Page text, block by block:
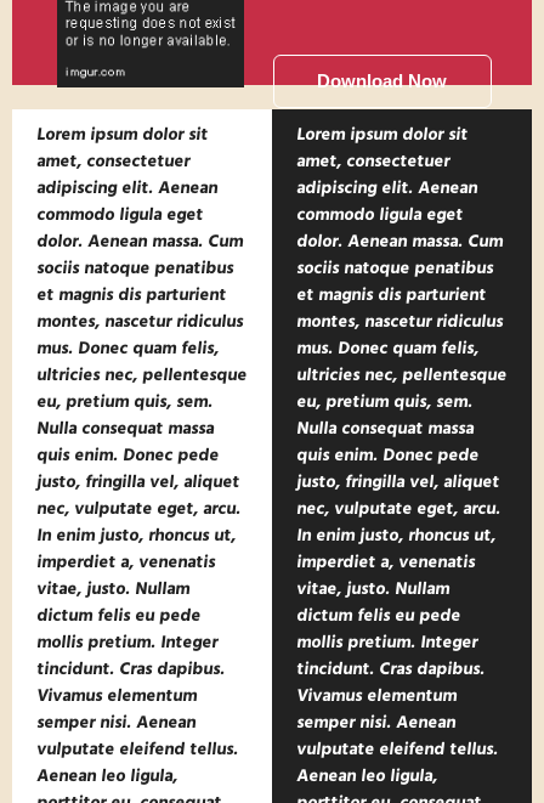
Download Now
Lorem ipsum dolor sit
amet, consectetuer
adipiscing elit. Aenean
commodo ligula eget
dolor. Aenean massa. Cum
sociis natoque penatibus
et magnis dis parturient
montes, nascetur ridiculus
mus. Donec quam felis,
ultricies nec, pellentesque
eu, pretium quis, sem.
Nulla consequat massa
quis enim. Donec pede
justo, fringilla vel, aliquet
nec, vulputate eget, arcu.
In enim justo, rhoncus ut,
imperdiet a, venenatis
vitae, justo. Nullam
dictum felis eu pede
mollis pretium. Integer
tincidunt. Cras dapibus.
Vivamus elementum
semper nisi. Aenean
vulputate eleifend tellus.
Aenean leo ligula,
Lorem ipsum dolor sit
amet, consectetuer
adipiscing elit. Aenean
commodo ligula eget
dolor. Aenean massa. Cum
sociis natoque penatibus
et magnis dis parturient
montes, nascetur ridiculus
mus. Donec quam felis,
ultricies nec, pellentesque
eu, pretium quis, sem.
Nulla consequat massa
quis enim. Donec pede
justo, fringilla vel, aliquet
nec, vulputate eget, arcu.
In enim justo, rhoncus ut,
imperdiet a, venenatis
vitae, justo. Nullam
dictum felis eu pede
mollis pretium. Integer
tincidunt. Cras dapibus.
Vivamus elementum
semper nisi. Aenean
vulputate eleifend tellus.
Aenean leo ligula,